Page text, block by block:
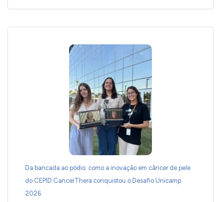
Da bancada ao pódio: como a inovação em câncer de pele
do CEPID CancerThera conquistou o Desafio Unicamp
2026